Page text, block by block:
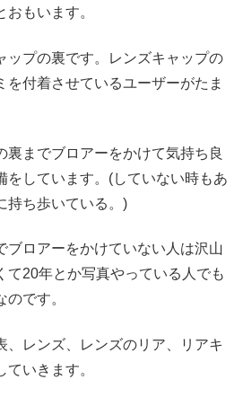
もいます。
ップの裏です。レンズキャップの
を付着させているユーザーがたま
裏までブロアーをかけて気持ち良
をしています。(していない時もあ
持ち歩いている。)
ブロアーをかけていない人は沢山
て20年とか写真やっている人でも
です。
、レンズ、レンズのリア、リアキ
いきます。